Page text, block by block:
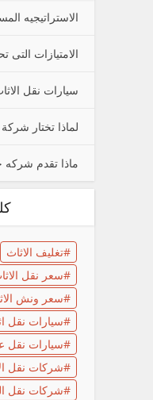
الاستراتيجيه
الامتيازات
سيارات نقل
لماذا تختار
ماذا تقدم شركه
تغليف الاثاث
سعر نقل
سعر ونش
سيارات نقل
سيارات
شركات نقل
شركات نقل